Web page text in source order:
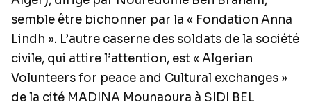
semble être bichonner par la « Fondation Anna
Lindh ». L’autre caserne des soldats de la société
civile, qui attire l’attention, est « Algerian
Volunteers for peace and Cultural exchanges »
de la cité MADINA Mounaoura à SIDI BEL